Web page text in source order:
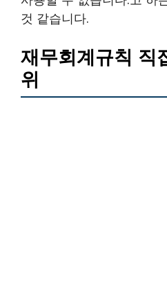
것 같습니다.
재무회계규칙 직
위